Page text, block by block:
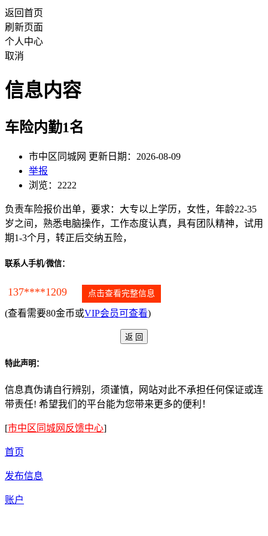
返回首页
刷新页面
个人中心
取消
信息内容
车险内勤1名
市中区同城网 更新日期：2026-08-09
举报
浏览：2222
负责车险报价出单，要求：大专以上学历，女性，年龄22-35
岁之间，熟悉电脑操作，工作态度认真，具有团队精神，试用
期1-3个月，转正后交纳五险，
联系人手机/微信：
137****1209 点击查看完整信息
(查看需要80金币或VIP会员可查看)
特此声明：
信息真伪请自行辨别，须谨慎，网站对此不承担任何保证或连
带责任! 希望我们的平台能为您带来更多的便利！
[市中区同城网反馈中心]
首页
发布信息
账户